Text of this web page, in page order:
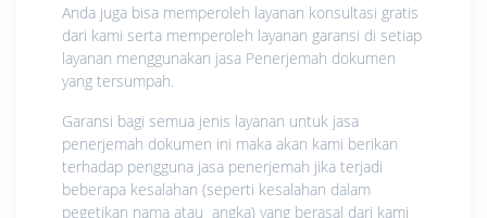
Anda juga bisa memperoleh layanan konsultasi gratis
dari kami serta memperoleh layanan garansi di setiap
layanan menggunakan jasa Penerjemah dokumen
yang tersumpah.
Garansi bagi semua jenis layanan untuk jasa
penerjemah dokumen ini maka akan kami berikan
terhadap pengguna jasa penerjemah jika terjadi
beberapa kesalahan (seperti kesalahan dalam
pegetikan nama atau angka) yang berasal dari kami